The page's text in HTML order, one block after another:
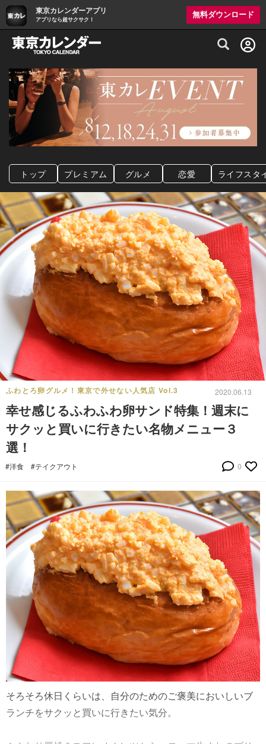
東京カレンダーアプリ
アプリなら超サクサク！
無料ダウンロード
グルメ情報・プレミアムレストラン予約
トップ プレミアム グルメ 恋愛 ライフスタ
ふわとろ卵グルメ！東京で外せない人気店 Vol.3 2020.06.13
幸せ感じるふわふわ卵サンド特集！週末に
サクッと買いに行きたい名物メニュー３
選！
#洋食 #テイクアウト 0
そろそろ休日くらいは、自分のためのご褒美においしいブ
ランチをサクッと買いに行きたい気分。